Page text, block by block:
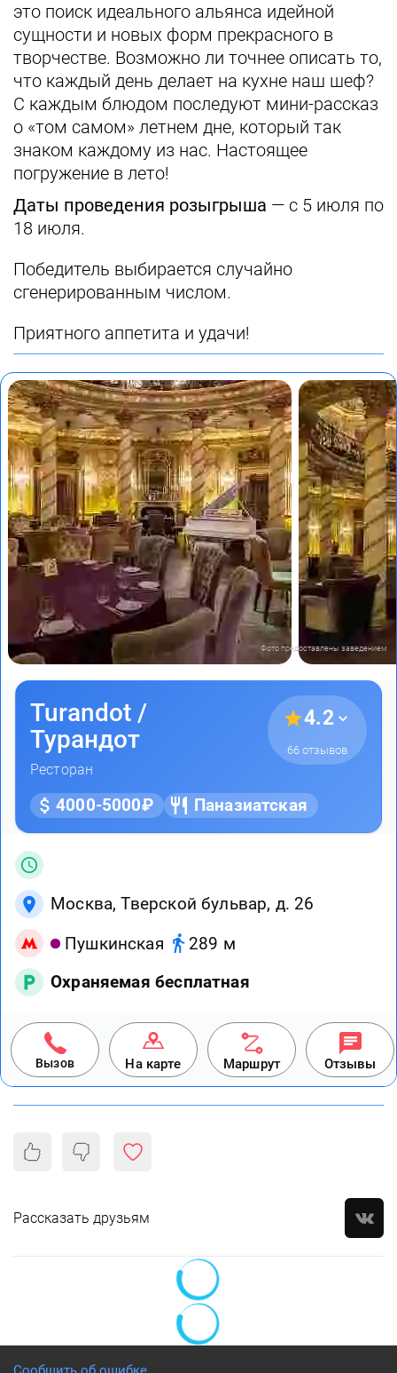
это поиск идеального альянса идейной
сущности и новых форм прекрасного в
творчестве. Возможно ли точнее описать то,
что каждый день делает на кухне наш шеф?
С каждым блюдом последуют мини-рассказ
о «том самом» летнем дне, который так
знаком каждому из нас. Настоящее
погружение в лето!
Даты проведения розыгрыша — с 5 июля по
18 июля.
Победитель выбирается случайно
сгенерированным числом.
Приятного аппетита и удачи!
Фото предоставлены заведением
Turandot /
Турандот
Ресторан
4.2
66 отзывов
4000-5000₽ Паназиатская
Москва, Тверской бульвар, д. 26
Пушкинская
289 м
Охраняемая бесплатная
Вызов На карте Маршрут Отзывы
Рассказать друзьям